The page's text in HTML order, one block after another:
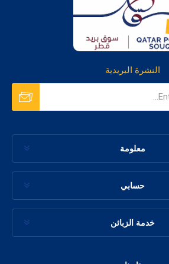
النشرة البريدية
معلومة
حسابي
خدمة الزبائن